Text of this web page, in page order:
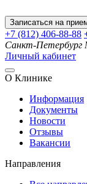
Записаться на
+7 (812) 406-88-88
Санкт-Петербург
Личный кабинет
О Клинике
Информация
Документы
Новости
Отзывы
Вакансии
Направления